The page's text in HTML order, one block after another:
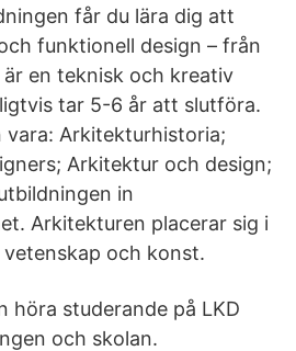
får du lära dig att
funktionell design – från
en teknisk och kreativ
tar 5-6 år att slutföra.
vara: Arkitekturhistoria;
Arkitektur och design;
in
Arkitekturen placerar sig i
och konst.
höra studerande på LKD
och skolan.